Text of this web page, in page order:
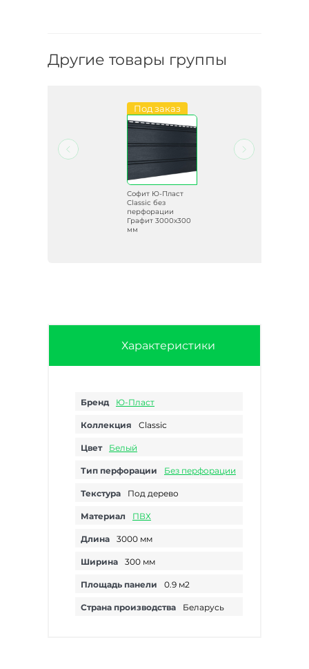
Другие товары группы
Под заказ
Софит Ю-Пласт
Classic без
перфорации
Графит 3000х300
мм
Характеристики
Бренд Ю-Пласт
Коллекция Classic
Цвет Белый
Тип перфорации Без перфорации
Текстура Под дерево
Материал ПВХ
Длина 3000 мм
Ширина 300 мм
Площадь панели 0.9 м2
Страна производства Беларусь